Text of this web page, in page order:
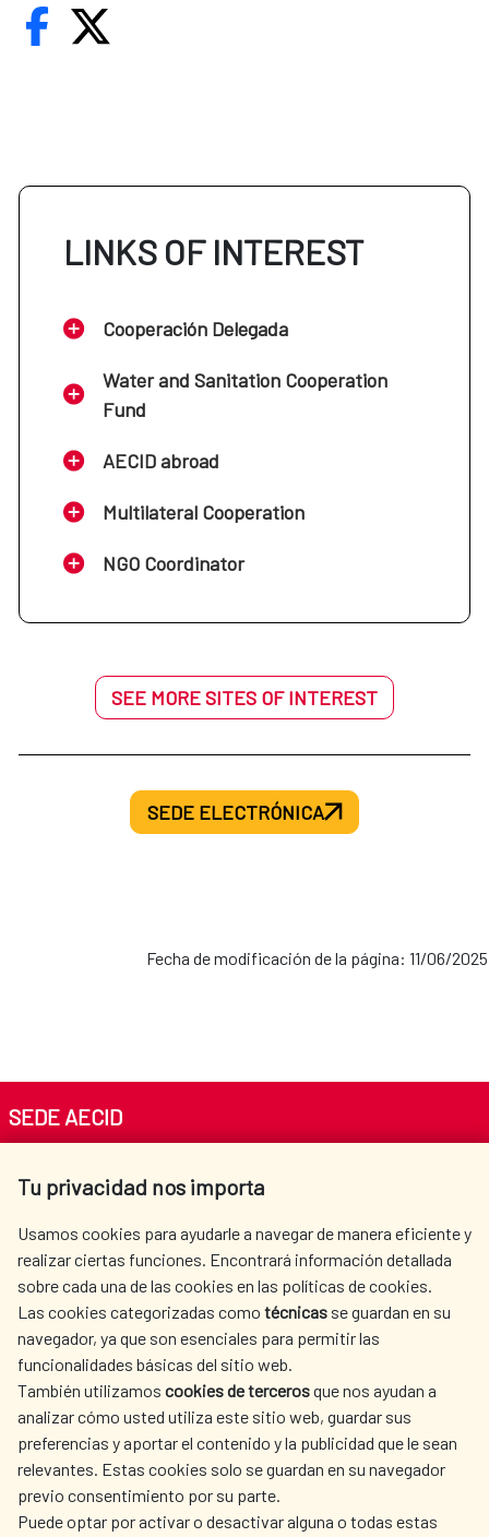
LINKS OF INTEREST
Cooperación Delegada
Water and Sanitation Cooperation
Fund
AECID abroad
Multilateral Cooperation
NGO Coordinator
SEE MORE SITES OF INTEREST
SEDE ELECTRÓNICA
Fecha de modificación de la página: 11/06/2025
Tu privacidad nos importa
Usamos cookies para ayudarle a navegar de manera eficiente y
realizar ciertas funciones. Encontrará información detallada
sobre cada una de las cookies en las políticas de cookies.
Las cookies categorizadas como técnicas se guardan en su
navegador, ya que son esenciales para permitir las
funcionalidades básicas del sitio web.
También utilizamos cookies de tercerosque nos ayudan a
analizar cómo usted utiliza este sitio web, guardar sus
preferencias y aportar el contenido y la publicidad que le sean
relevantes. Estas cookies solo se guardan en su navegador
previo consentimiento por su parte.
Puede optar por activar o desactivar alguna o todas estas
SEDE AECID
Tel. +34 900 20 30 54​​​​​​​
AECID
WHERE DO WE COOPERATE?
SPANISH HUMANITARIAN
ACTION
PRESS ROOM
CULTURE AND SCIENCE LIBRARY